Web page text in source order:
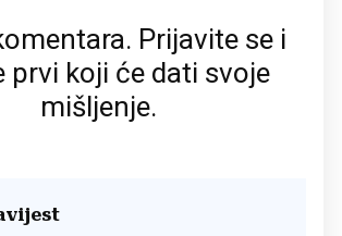
Prijavite se i
prvi koji će dati svoje
mišljenje.